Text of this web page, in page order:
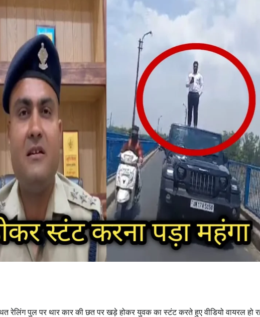
रेलिंग पुल पर थार कार की छत पर खड़े होकर युवक का स्टंट करते हुए वीडियो वायरल हो